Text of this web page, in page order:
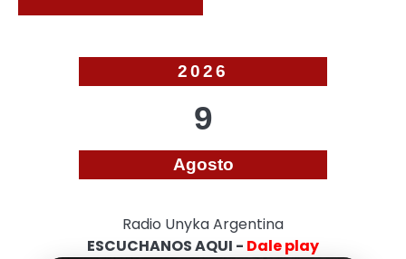
2026
9
Agosto
Radio Unyka Argentina
ESCUCHANOS AQUI - Dale play